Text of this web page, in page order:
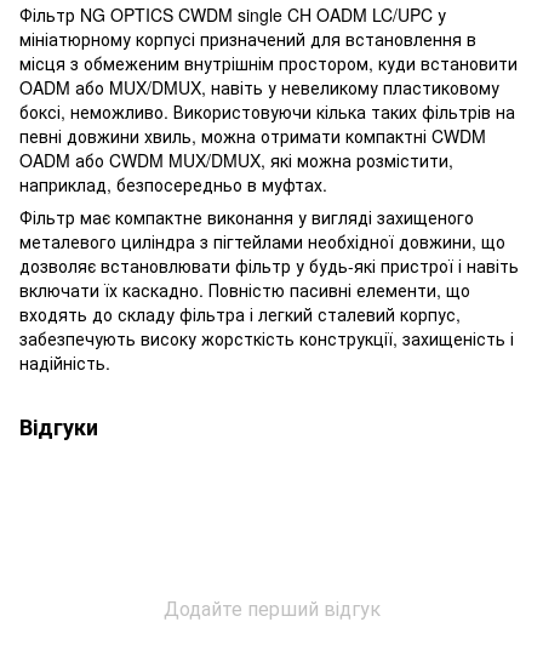
Фільтр NG OPTICS CWDM single CH OADM LC/UPC у
мініатюрному корпусі призначений для встановлення в
місця з обмеженим внутрішнім простором, куди встановити
OADM або MUX/DMUX, навіть у невеликому пластиковому
боксі, неможливо. Використовуючи кілька таких фільтрів на
певні довжини хвиль, можна отримати компактні CWDM
OADM або CWDM MUX/DMUX, які можна розмістити,
наприклад, безпосередньо в муфтах.
Фільтр має компактне виконання у вигляді захищеного
металевого циліндра з пігтейлами необхідної довжини, що
дозволяє встановлювати фільтр у будь-які пристрої і навіть
включати їх каскадно. Повністю пасивні елементи, що
входять до складу фільтра і легкий сталевий корпус,
забезпечують високу жорсткість конструкції, захищеність і
надійність.
Відгуки
Додайте перший відгук